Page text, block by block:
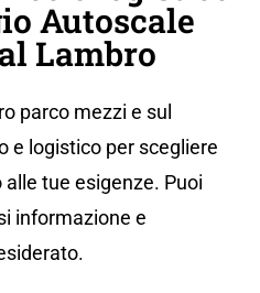
Autoscale
Lambro
parco mezzi e sul
e logistico per scegliere
alle tue esigenze. Puoi
informazione e